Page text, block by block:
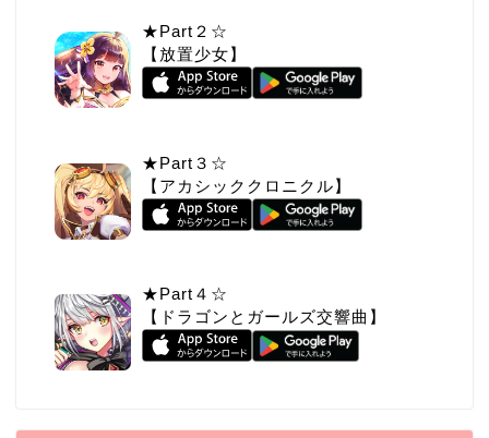
★Part２☆
【放置少女】
★Part３☆
【アカシッククロニクル】
★Part４☆
【ドラゴンとガールズ交響曲】